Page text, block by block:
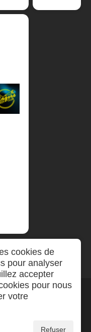
cookies de
pour analyser
accepter
pour nous
votre
Refuser